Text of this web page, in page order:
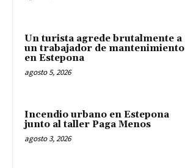
Un turista agrede brutalmente a
un trabajador de mantenimiento
en Estepona
agosto 5, 2026
Incendio urbano en Estepona
junto al taller Paga Menos
agosto 3, 2026